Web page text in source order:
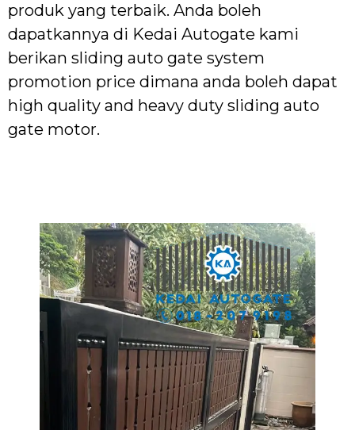
produk yang terbaik. Anda boleh
dapatkannya di Kedai Autogate kami
berikan sliding auto gate system
promotion price dimana anda boleh dapat
high quality and heavy duty sliding auto
gate motor.